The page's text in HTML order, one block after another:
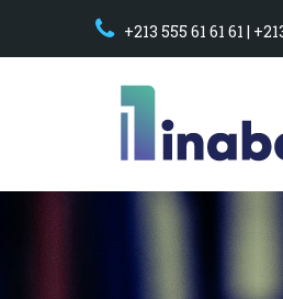
+213 555 61 61 61 |